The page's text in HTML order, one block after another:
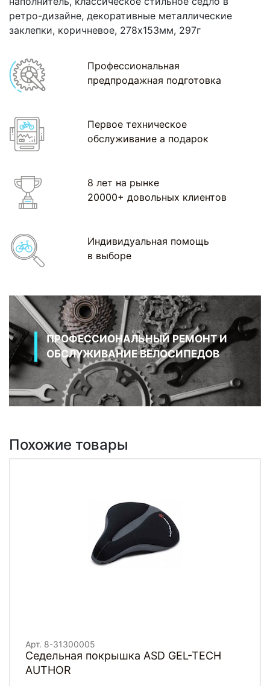
ретро-дизайне, декоративные металлические
заклепки, коричневое, 278х153мм, 297г
Профессиональная
предпродажная подготовка
Первое техническое
обслуживание а подарок
8 лет на рынке
20000+ довольных клиентов
Индивидуальная помощь
в выборе
ПРОФЕССИОНАЛЬНЫЙ РЕМОНТ И
ОБСЛУЖИВАНИЕ ВЕЛОСИПЕДОВ
Похожие товары
Арт. 8-31300005
Седельная покрышка ASD GEL-TECH
AUTHOR